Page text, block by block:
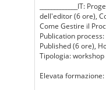
_____________IT:
dell'editor (6 ore),
Come Gestire il
Publication
Published (6 ore),
Tipologia: workshop
Elevata formazione: